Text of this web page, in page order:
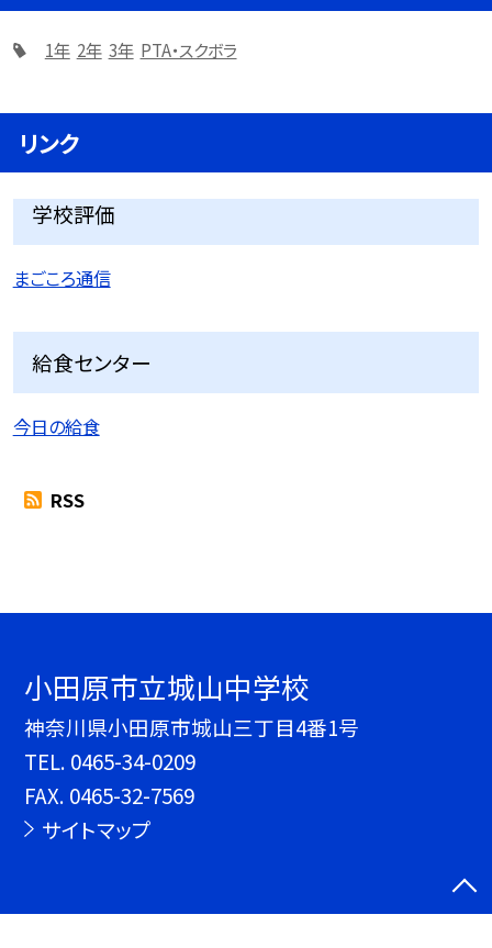
1年 2年 3年 PTA・スクボラ
リンク
学校評価
まごころ通信
給食センター
今日の給食
RSS
小田原市立城山中学校
神奈川県小田原市城山三丁目4番1号
TEL. 0465-34-0209
FAX. 0465-32-7569
サイトマップ